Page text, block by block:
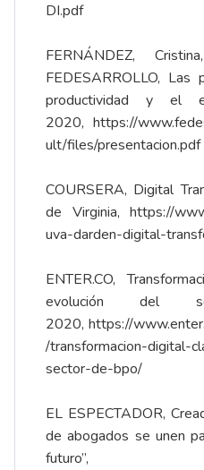
DI.pdf
FERNÁNDEZ,
FEDESARROLLO, Las
productividad y el
2020, https://
ult/files/presentacion.pdf
COURSERA, Digital
de Virginia, https://
uva-darden-digital-
ENTER.CO,
evolución del
2020, https://
/transformacion-digital-
sector-de-bpo/
EL ESPECTADOR,
de abogados se unen
futuro”,